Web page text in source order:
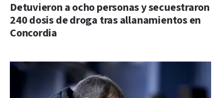
Detuvieron a ocho personas y secuestraron
240 dosis de droga tras allanamientos en
Concordia